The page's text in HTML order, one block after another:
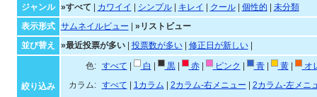
ジャンル »すべて カワイイ シンプル| キレイ クール| 個性的
未分類
表示形式
サムネイルビュー
»リストビュー
並び替え
»最近投票が多い| 投票数が多い| 修正日が新しい|
絞り込み
色: すべて 白 黒| 赤| ピンク 青| 黄|
オ
カラム:
すべて 1カラム 2カラム-右メニュー
2カラム-左メニ